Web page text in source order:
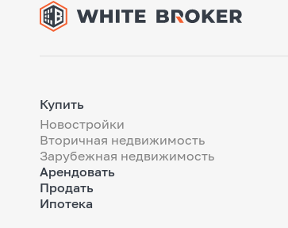
Купить
Новостройки
Вторичная недвижимость
Зарубежная недвижимость
Арендовать
Продать
Ипотека